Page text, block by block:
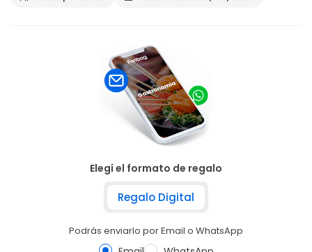
Elegí el formato de regalo
Regalo Digital
Podrás enviarlo por Email o WhatsApp